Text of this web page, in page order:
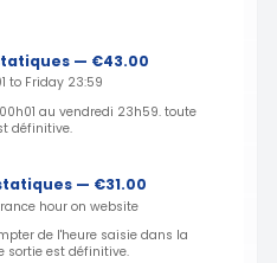
— €43.00
to Friday 23:59
au vendredi 23h59. toute
définitive.
— €31.00
hour on website
de l'heure saisie dans la
sortie est définitive.